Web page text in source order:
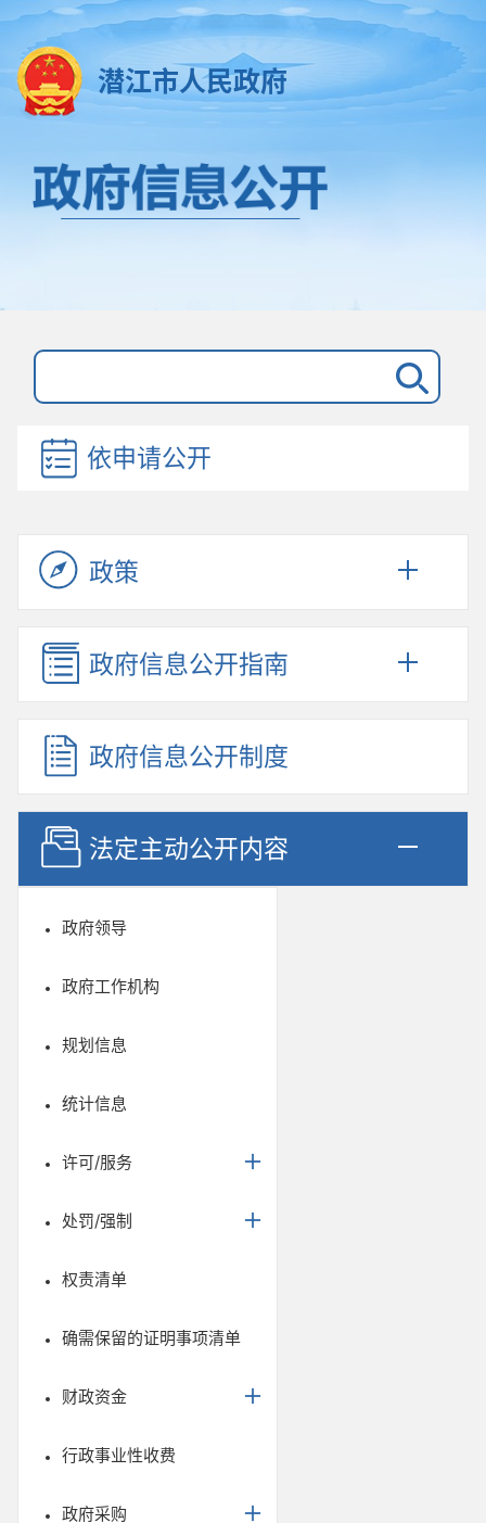
潜江市人民政府
依申请公开
政策
政府信息公开指南
政府信息公开制度
法定主动公开内容
政府领导
政府工作机构
规划信息
统计信息
许可/服务
处罚/强制
权责清单
确需保留的证明事项清单
财政资金
行政事业性收费
政府采购